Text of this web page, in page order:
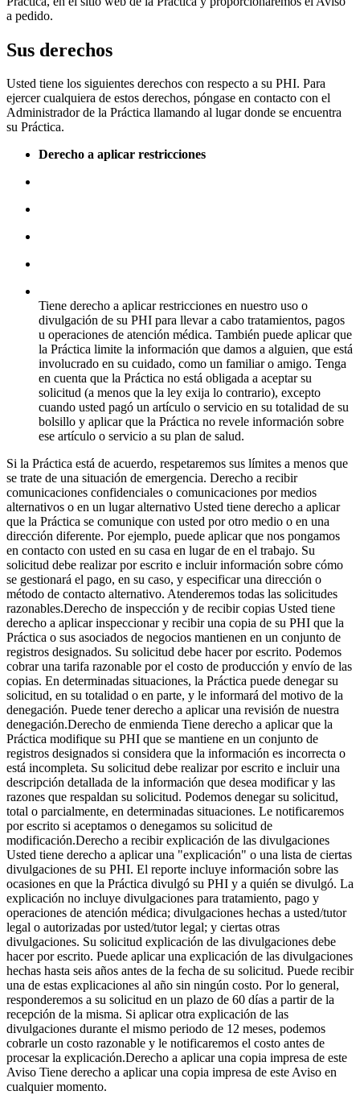
a pedido.
Sus derechos
Usted tiene los siguientes derechos con respecto a su PHI. Para
ejercer cualquiera de estos derechos, póngase en contacto con el
Administrador de la Práctica llamando al lugar donde se encuentra
su Práctica.
Derecho a aplicar restricciones
Tiene derecho a aplicar restricciones en nuestro uso o
divulgación de su PHI para llevar a cabo tratamientos, pagos
u operaciones de atención médica. También puede aplicar que
la Práctica limite la información que damos a alguien, que está
involucrado en su cuidado, como un familiar o amigo. Tenga
en cuenta que la Práctica no está obligada a aceptar su
solicitud (a menos que la ley exija lo contrario), excepto
cuando usted pagó un artículo o servicio en su totalidad de su
bolsillo y aplicar que la Práctica no revele información sobre
ese artículo o servicio a su plan de salud.
Si la Práctica está de acuerdo, respetaremos sus límites a menos que
se trate de una situación de emergencia. Derecho a recibir
comunicaciones confidenciales o comunicaciones por medios
alternativos o en un lugar alternativo Usted tiene derecho a aplicar
que la Práctica se comunique con usted por otro medio o en una
dirección diferente. Por ejemplo, puede aplicar que nos pongamos
en contacto con usted en su casa en lugar de en el trabajo. Su
solicitud debe realizar por escrito e incluir información sobre cómo
se gestionará el pago, en su caso, y especificar una dirección o
método de contacto alternativo. Atenderemos todas las solicitudes
razonables.Derecho de inspección y de recibir copias Usted tiene
derecho a aplicar inspeccionar y recibir una copia de su PHI que la
Práctica o sus asociados de negocios mantienen en un conjunto de
registros designados. Su solicitud debe hacer por escrito. Podemos
cobrar una tarifa razonable por el costo de producción y envío de las
copias. En determinadas situaciones, la Práctica puede denegar su
solicitud, en su totalidad o en parte, y le informará del motivo de la
denegación. Puede tener derecho a aplicar una revisión de nuestra
denegación.Derecho de enmienda Tiene derecho a aplicar que la
Práctica modifique su PHI que se mantiene en un conjunto de
registros designados si considera que la información es incorrecta o
está incompleta. Su solicitud debe realizar por escrito e incluir una
descripción detallada de la información que desea modificar y las
razones que respaldan su solicitud. Podemos denegar su solicitud,
total o parcialmente, en determinadas situaciones. Le notificaremos
por escrito si aceptamos o denegamos su solicitud de
modificación.Derecho a recibir explicación de las divulgaciones
Usted tiene derecho a aplicar una "explicación" o una lista de ciertas
divulgaciones de su PHI. El reporte incluye información sobre las
ocasiones en que la Práctica divulgó su PHI y a quién se divulgó. La
explicación no incluye divulgaciones para tratamiento, pago y
operaciones de atención médica; divulgaciones hechas a usted/tutor
legal o autorizadas por usted/tutor legal; y ciertas otras
divulgaciones. Su solicitud explicación de las divulgaciones debe
hacer por escrito. Puede aplicar una explicación de las divulgaciones
hechas hasta seis años antes de la fecha de su solicitud. Puede recibir
una de estas explicaciones al año sin ningún costo. Por lo general,
responderemos a su solicitud en un plazo de 60 días a partir de la
recepción de la misma. Si aplicar otra explicación de las
divulgaciones durante el mismo periodo de 12 meses, podemos
cobrarle un costo razonable y le notificaremos el costo antes de
procesar la explicación.Derecho a aplicar una copia impresa de este
Aviso Tiene derecho a aplicar una copia impresa de este Aviso en
cualquier momento.